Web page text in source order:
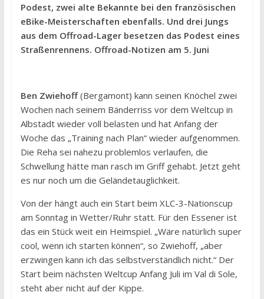
Podest, zwei alte Bekannte bei den französischen
eBike-Meisterschaften ebenfalls. Und drei Jungs
aus dem Offroad-Lager besetzen das Podest eines
Straßenrennens. Offroad-Notizen am 5. Juni
Ben Zwiehoff(Bergamont) kann seinen Knöchel zwei
Wochen nach seinem Bänderriss vor dem Weltcup in
Albstadt wieder voll belasten und hat Anfang der
Woche das „Training nach Plan“ wieder aufgenommen.
Die Reha sei nahezu problemlos verlaufen, die
Schwellung hätte man rasch im Griff gehabt. Jetzt geht
es nur noch um die Geländetauglichkeit.
Von der hängt auch ein Start beim XLC-3-Nationscup
am Sonntag in Wetter/Ruhr statt. Für den Essener ist
das ein Stück weit ein Heimspiel. „Wäre natürlich super
cool, wenn ich starten können“, so Zwiehoff, „aber
erzwingen kann ich das selbstverständlich nicht.“ Der
Start beim nächsten Weltcup Anfang Juli im Val di Sole,
steht aber nicht auf der Kippe.